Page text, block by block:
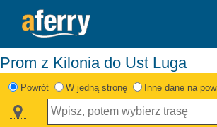
Prom z Kilonia do Ust Luga
Powrót W jedną stronę Inne dane na